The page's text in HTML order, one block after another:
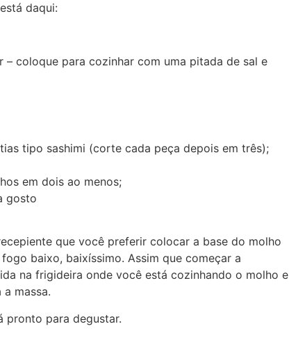
daqui:
– coloque para cozinhar com uma pitada de sal e
tipo sashimi (corte cada peça depois em três);
em dois ao menos;
gosto
que você preferir colocar a base do molho
baixo, baixíssimo. Assim que começar a
na frigideira onde você está cozinhando o molho e
massa.
pronto para degustar.